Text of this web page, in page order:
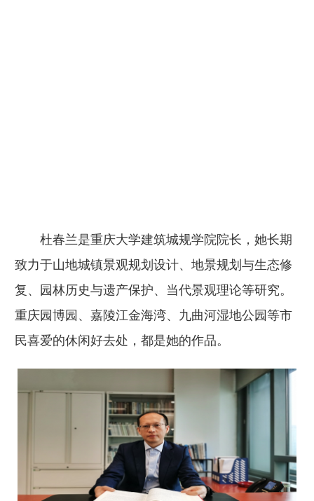
杜春兰是重庆大学建筑城规学院院长，她长期
致力于山地城镇景观规划设计、地景规划与生态修
复、园林历史与遗产保护、当代景观理论等研究。
重庆园博园、嘉陵江金海湾、九曲河湿地公园等市
民喜爱的休闲好去处，都是她的作品。